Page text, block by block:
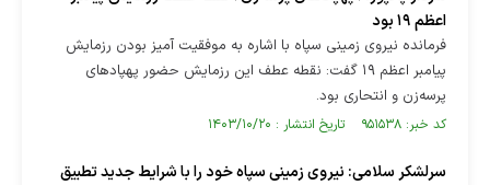
اعظم ۱۹ بود
فرمانده نیروی زمینی سپاه با اشاره به موفقیت آمیز بودن رزمایش
پیامبر اعظم ۱۹ گفت: نقطه عطف این رزمایش حضور پهپاد‌های
پرسه‌زن و انتحاری بود.
کد خبر: ۹۵۱۵۳۸ تاریخ انتشار : ۱۴۰۳/۱۰/۲۰
سرلشکر سلامی: نیروی زمینی سپاه خود را با شرایط جدید تطبیق